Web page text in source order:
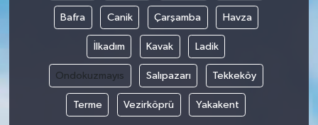
Bafra Canik Çarşamba Havza
İlkadım Kavak Ladik
Ondokuzmayıs Salıpazarı Tekkeköy
Terme Vezirköprü Yakakent